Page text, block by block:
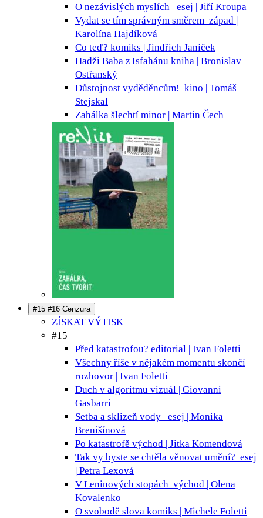
O nezávislých myslích
esej | Jiří Kroupa
Vydat se tím správným směrem západ |
Karolína Hajdíková
Co teď? komiks | Jindřich Janíček
Hadži Baba z Isfahánu kniha | Bronislav
Ostřanský
Důstojnost vyděděncům! kino | Tomáš
Stejskal
Zahálka šlechtí minor | Martin Čech
#15 #16 Cenzura
ZÍSKAT VÝTISK
#15
Před katastrofou? editorial | Ivan Foletti
Všechny říše v nějakém momentu skončí
rozhovor | Ivan Foletti
Duch v algoritmu vizuál | Giovanni
Gasbarri
Setba a sklizeň vody
esej | Monika
Brenišínová
Po katastrofě východ | Jitka Komendová
Tak vy byste se chtěla věnovat umění? esej
| Petra Lexová
V Leninových stopách východ | Olena
Kovalenko
O svobodě slova komiks | Michele Foletti